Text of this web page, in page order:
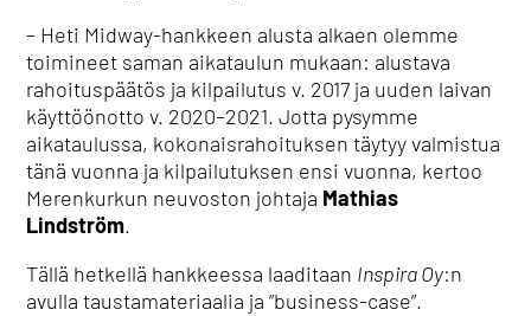
– Heti Midway-hankkeen alusta alkaen olemme
toimineet saman aikataulun mukaan: alustava
rahoituspäätös ja kilpailutus v. 2017 ja uuden laivan
käyttöönotto v. 2020–2021. Jotta pysymme
aikataulussa, kokonaisrahoituksen täytyy valmistua
tänä vuonna ja kilpailutuksen ensi vuonna, kertoo
Merenkurkun neuvoston johtaja Mathias
Lindström.
Tällä hetkellä hankkeessa laaditaan Inspira Oy:n
avulla taustamateriaalia ja ”business-case”.